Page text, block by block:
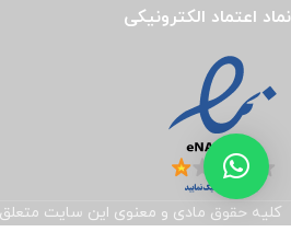
نماد اعتماد الکترونیکی
کلیه حقوق مادی و معنوی این سایت